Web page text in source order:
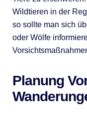
Wildtieren in der
so sollte man sich
oder Wölfe
Planung